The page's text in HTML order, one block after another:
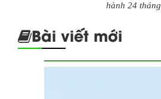
hành 24 tháng
Bài viết mới